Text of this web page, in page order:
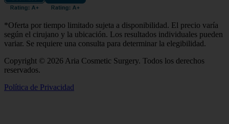
*Oferta por tiempo limitado sujeta a disponibilidad. El precio varía
según el cirujano y la ubicación. Los resultados individuales pueden
variar. Se requiere una consulta para determinar la elegibilidad.
Copyright © 2026 Aria Cosmetic Surgery. Todos los derechos
reservados.
Política de Privacidad